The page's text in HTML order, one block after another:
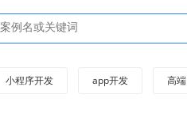
小程序开发 app开发 高